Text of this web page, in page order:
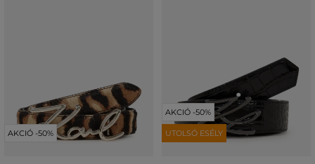
AKCIÓ -50%
AKCIÓ -50%
UTOLSÓ ESÉLY